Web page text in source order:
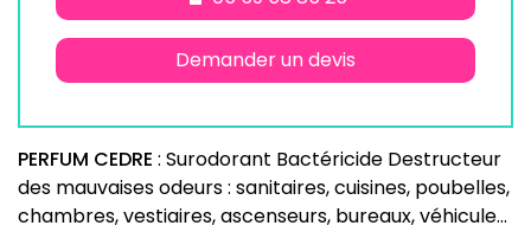
Demander un devis
PERFUM CEDRE : Surodorant Bactéricide Destructeur
des mauvaises odeurs : sanitaires, cuisines, poubelles,
chambres, vestiaires, ascenseurs, bureaux, véhicule…